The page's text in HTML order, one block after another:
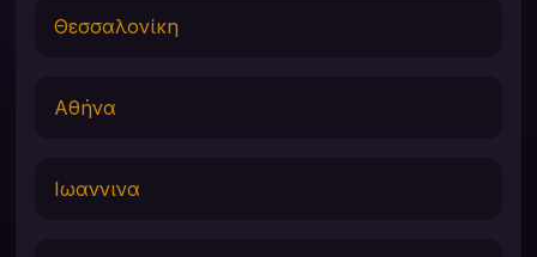
Θεσσαλονίκη
Αθήνα
Ιωαννινα